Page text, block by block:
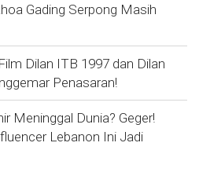
Gading Serpong Masih
Dilan ITB 1997 dan Dilan
Penasaran!
Meninggal Dunia? Geger!
Lebanon Ini Jadi